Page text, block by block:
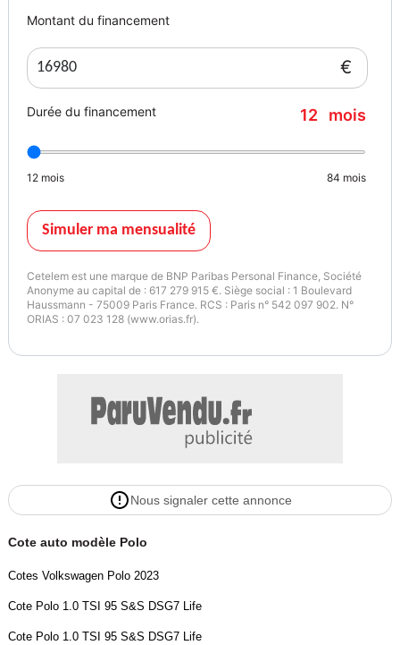
Montant du financement
€
Durée du financement 12 mois
12 mois 84 mois
Simuler ma mensualité
Cetelem est une marque de BNP Paribas Personal Finance, Société
Anonyme au capital de : 617 279 915 €. Siège social : 1 Boulevard
Haussmann - 75009 Paris France. RCS : Paris n° 542 097 902. N°
ORIAS : 07 023 128 (www.orias.fr).
Nous signaler cette annonce
Cote auto modèle Polo
Cotes Volkswagen Polo 2023
Cote Polo 1.0 TSI 95 S&S DSG7 Life
Cote Polo 1.0 TSI 95 S&S DSG7 Life